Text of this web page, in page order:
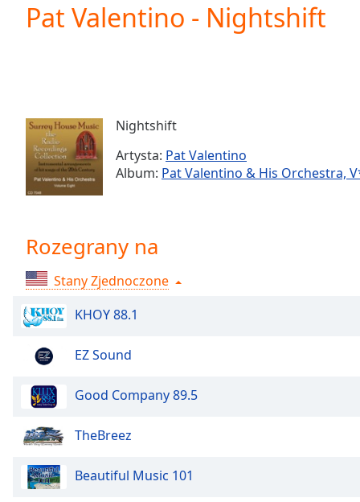
Current
Time0:00
Stream
LIVE
Seek to
live,
currently
Time-
Playback
Chapters
Chapters
Descriptions
off,
selected
Pat Valentino - Nightshift
Nightshift
Artysta: Pat Valentino
Album: Pat Valentino & His Orchestra,
Rozegrany na
Stany Zjednoczone
KHOY 88.1
EZ Sound
Good Company 89.5
TheBreez
Beautiful Music 101